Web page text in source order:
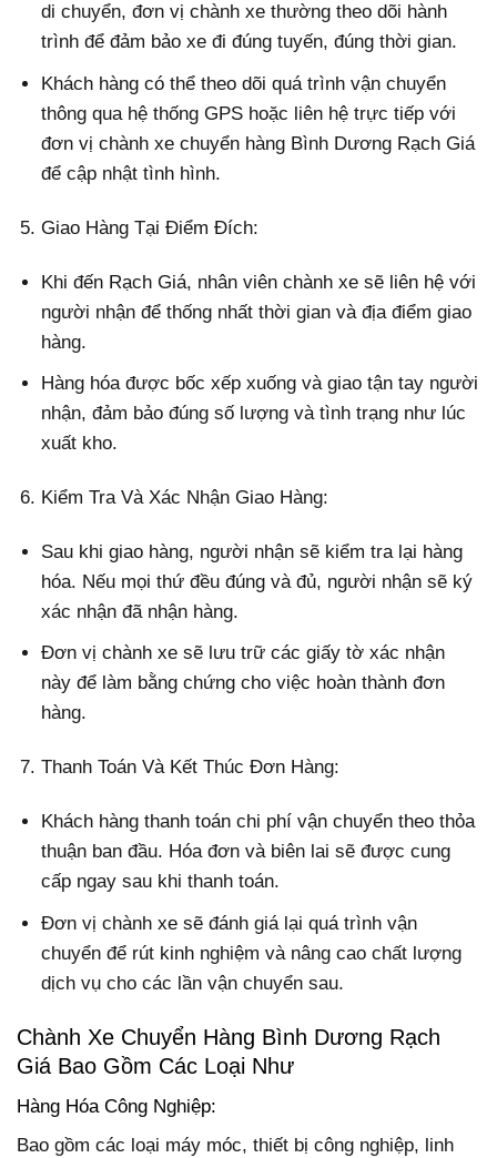
di chuyển, đơn vị chành xe thường theo dõi hành
trình để đảm bảo xe đi đúng tuyến, đúng thời gian.
Khách hàng có thể theo dõi quá trình vận chuyển
thông qua hệ thống GPS hoặc liên hệ trực tiếp với
đơn vị chành xe chuyển hàng Bình Dương Rạch Giá
để cập nhật tình hình.
Giao Hàng Tại Điểm Đích:
Khi đến Rạch Giá, nhân viên chành xe sẽ liên hệ với
người nhận để thống nhất thời gian và địa điểm giao
hàng.
Hàng hóa được bốc xếp xuống và giao tận tay người
nhận, đảm bảo đúng số lượng và tình trạng như lúc
xuất kho.
Kiểm Tra Và Xác Nhận Giao Hàng:
Sau khi giao hàng, người nhận sẽ kiểm tra lại hàng
hóa. Nếu mọi thứ đều đúng và đủ, người nhận sẽ ký
xác nhận đã nhận hàng.
Đơn vị chành xe sẽ lưu trữ các giấy tờ xác nhận
này để làm bằng chứng cho việc hoàn thành đơn
hàng.
Thanh Toán Và Kết Thúc Đơn Hàng:
Khách hàng thanh toán chi phí vận chuyển theo thỏa
thuận ban đầu. Hóa đơn và biên lai sẽ được cung
cấp ngay sau khi thanh toán.
Đơn vị chành xe sẽ đánh giá lại quá trình vận
chuyển để rút kinh nghiệm và nâng cao chất lượng
dịch vụ cho các lần vận chuyển sau.
Chành Xe Chuyển Hàng Bình Dương Rạch
Giá Bao Gồm Các Loại Như
Hàng Hóa Công Nghiệp:
Bao gồm các loại máy móc, thiết bị công nghiệp, linh